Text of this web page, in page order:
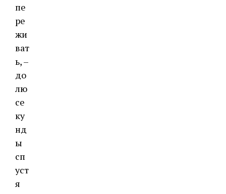
пе
ре
жи
ват
ь, –
до
лю
се
ку
нд
ы
сп
уст
я